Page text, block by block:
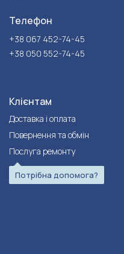
Телефон
+38 067 452-74-45
+38 050 552-74-45
Клієнтам
Доставка і оплата
Повернення та обмін
Послуга ремонту
Потрібна допомога?